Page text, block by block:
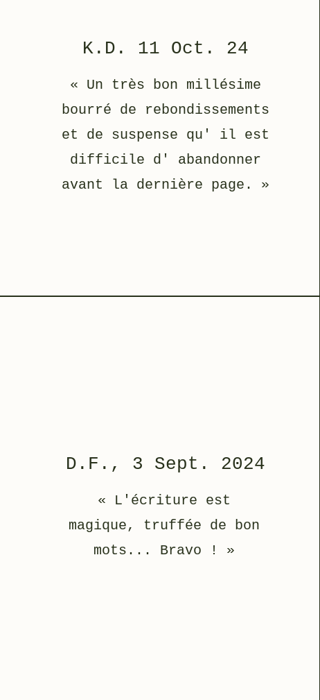
K.D. 11 Oct. 24
« Un très bon millésime
bourré de rebondissements
et de suspense qu' il est
difficile d' abandonner
avant la dernière page. »
D.F., 3 Sept. 2024
« L'écriture est
magique, truffée de bon
mots... Bravo ! »